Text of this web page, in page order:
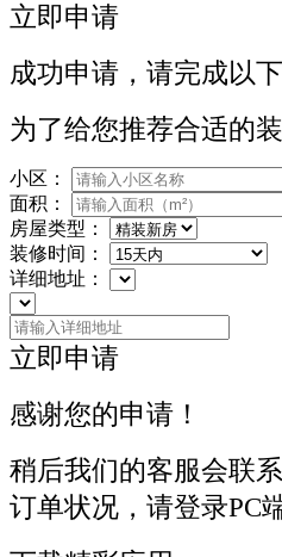
立即申请
成功申请，请完成以
为了给您推荐合适的
小区：
面积：
房屋类型：
装修时间：
详细地址：
立即申请
感谢您的申请！
稍后我们的客服会联
订单状况，请登录PC